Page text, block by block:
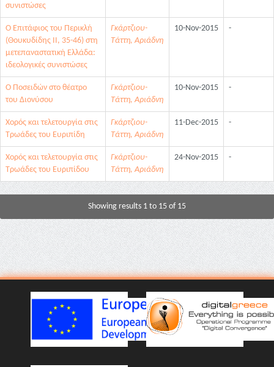
συνιστώσες
Ο Επιτάφιος του Περικλή
(Θουκυδίδης II, 35-46) στη
μετεπαναστατική Ελλάδα:
ιδεολογικές συνιστώσες
Γκάρτζιου-
Τάττη, Αριάδνη
10-Nov-2015 -
Ο Ποσειδών στο θέατρο
του Διονύσου
Γκάρτζιου-
Τάττη, Αριάδνη
10-Nov-2015 -
Χορός και τελετουργία στις
Τρωάδες του Ευριπίδη
Γκάρτζιου-
Τάττη, Αριάδνη
11-Dec-2015 -
Χορός και τελετουργία στις
Τρωάδες του Ευριπίδου
Γκάρτζιου-
Τάττη, Αριάδνη
24-Nov-2015 -
Showing results 1 to 15 of 15